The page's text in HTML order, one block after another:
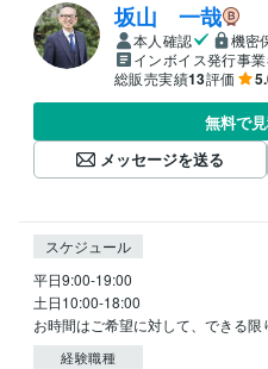
坂山 一哉
本人確認
機密
インボイス発行事
総販売実績13評価
無料で
メッセージを送る
スケジュール
平日9:00-19:00
土日10:00-18:00
お時間はご希望に対して、できる限
経験職種